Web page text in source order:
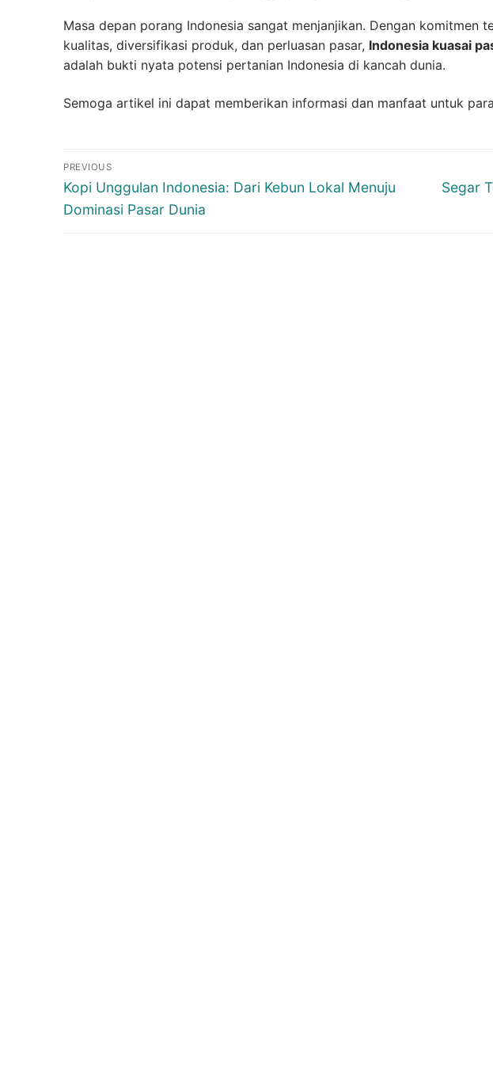
Masa depan porang Indonesia sangat menjanjikan. Dengan komitmen
kualitas, diversifikasi produk, dan perluasan pasar, Indonesia kuasai
adalah bukti nyata potensi pertanian Indonesia di kancah dunia.
Semoga artikel ini dapat memberikan informasi dan manfaat untuk
Navigasi
pos
PREVIOUS
Previous
post:
Kopi Unggulan Indonesia: Dari Kebun Lokal Menuju
Dominasi Pasar Dunia
Next
Segar